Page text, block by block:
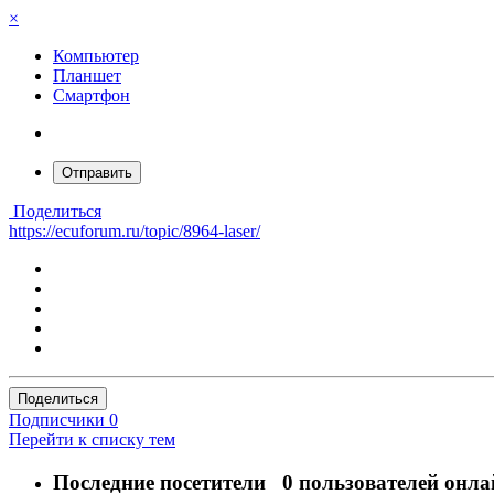
×
Компьютер
Планшет
Смартфон
Отправить
Поделиться
https://ecuforum.ru/topic/8964-laser/
Поделиться
Подписчики 0
Перейти к списку тем
Последние посетители 0 пользователей